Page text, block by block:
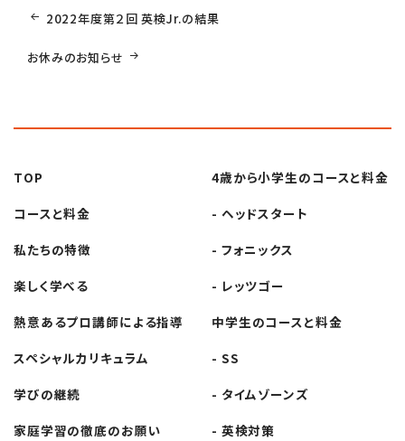
投
稿
ナ
ビ
ゲ
ー
シ
ョ
ン
2022年度第２回 英検Jr.の結果
お休みのお知らせ
TOP
コースと料金
私たちの特徴
楽しく学べる
熱意あるプロ講師による指導
スペシャルカリキュラム
学びの継続
家庭学習の徹底のお願い
4歳から小学生の コースと料金
- ヘッドスタート
- フォニックス
- レッツゴー
中学生のコースと料金
- SS
- タイムゾーンズ
- 英検対策